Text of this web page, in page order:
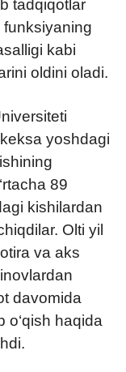
tadqiqotlar
funksiyaning
kabi
oldini oladi.
yoshdagi
89
kishilardan
Olti yil
va aks
davomida
o‘qish haqida